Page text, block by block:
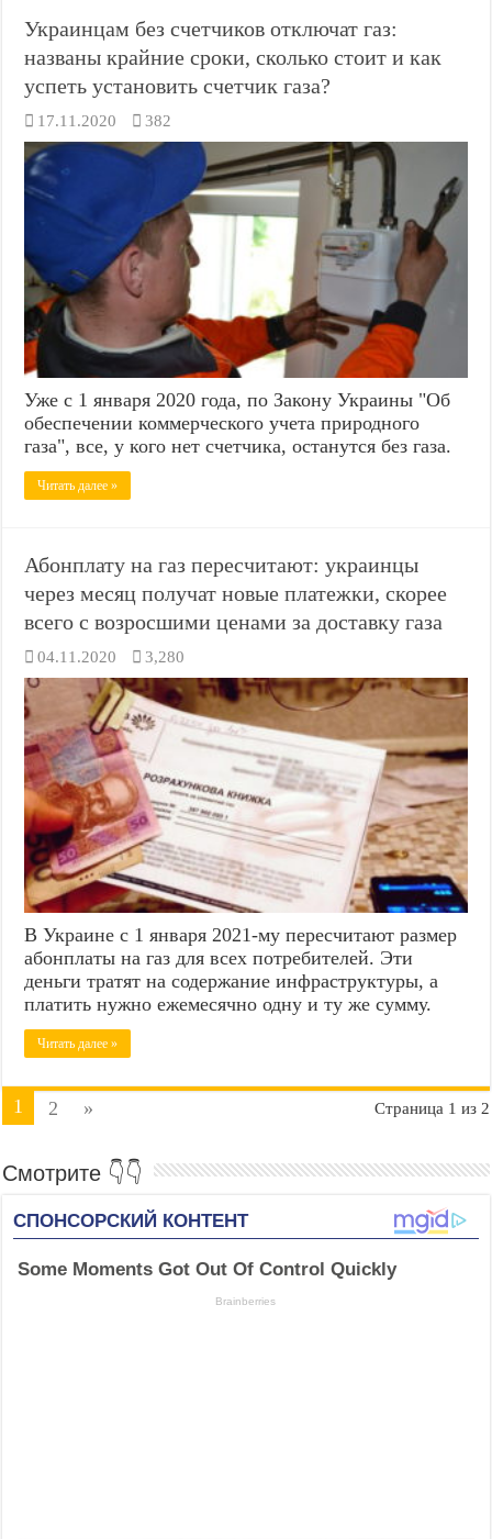
Украинцам без счетчиков отключат газ:
названы крайние сроки, сколько стоит и как
успеть установить счетчик газа?
17.11.2020 382
Уже с 1 января 2020 года, по Закону Украины "Об
обеспечении коммерческого учета природного
газа", все, у кого нет счетчика, останутся без газа.
Читать далее »
Абонплату на газ пересчитают: украинцы
через месяц получат новые платежки, скорее
всего с возросшими ценами за доставку газа
04.11.2020 3,280
В Украине с 1 января 2021-му пересчитают размер
абонплаты на газ для всех потребителей. Эти
деньги тратят на содержание инфраструктуры, а
платить нужно ежемесячно одну и ту же сумму.
Читать далее »
Страница 1 из 2
1 2 »
Смотрите 👇👇